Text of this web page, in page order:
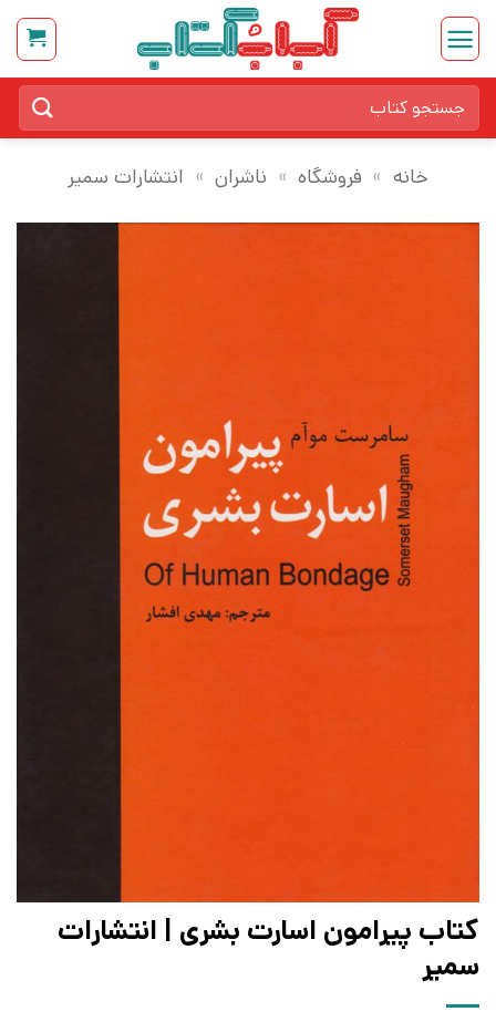
Skip
content
برای:
خانه » فروشگاه » ناشران » انتشارات سمیر
کتاب پیرامون اسارت بشری | انتشارات
سمیر